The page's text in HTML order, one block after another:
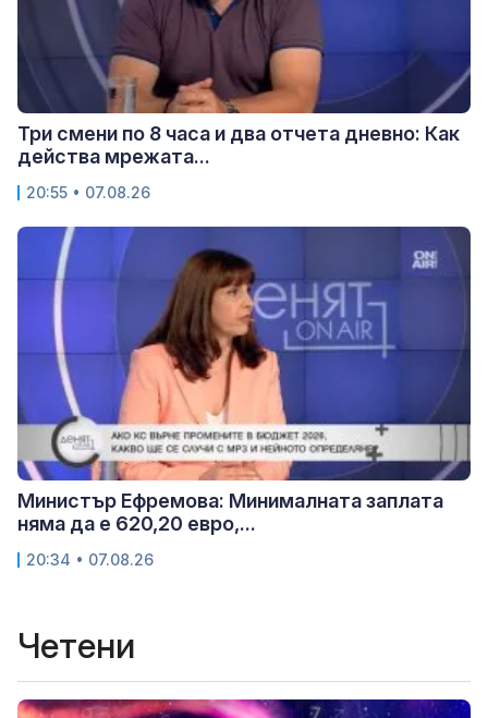
Три смени по 8 часа и два отчета дневно: Как
действа мрежата...
20:55 • 07.08.26
Министър Ефремова: Минималната заплата
няма да е 620,20 евро,...
20:34 • 07.08.26
Четени